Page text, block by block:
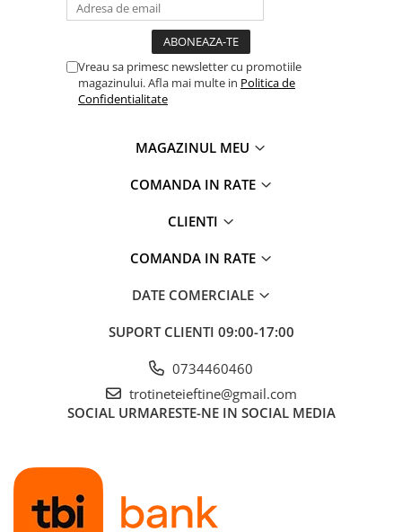
Vreau sa primesc newsletter cu promotiile
magazinului. Afla mai multe in Politica de
Confidentialitate
MAGAZINUL MEU
COMANDA IN RATE
CLIENTI
COMANDA IN RATE
DATE COMERCIALE
SUPORT CLIENTI 09:00-17:00
0734460460
trotineteieftine@gmail.com
SOCIAL URMARESTE-NE IN SOCIAL MEDIA